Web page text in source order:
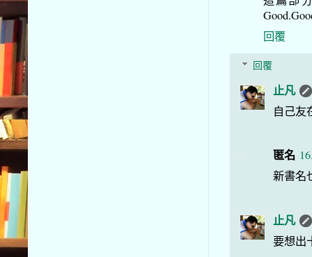
回覆
回覆
止凡
自己友
匿名
新書
止凡
要想出